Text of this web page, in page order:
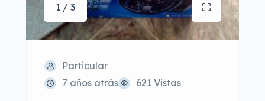
1 / 3
Particular
7 años atrás
621 Vistas